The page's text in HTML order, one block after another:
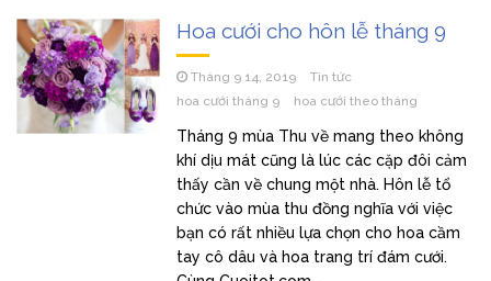
Hoa cưới cho hôn lễ tháng 9
Tháng 9 14, 2019
Tin tức
hoa cưới tháng 9
hoa cưới theo tháng
Tháng 9 mùa Thu về mang theo không
khí dịu mát cũng là lúc các cặp đôi cảm
thấy cần về chung một nhà. Hôn lễ tổ
chức vào mùa thu đồng nghĩa với việc
bạn có rất nhiều lựa chọn cho hoa cầm
tay cô dâu và hoa trang trí đám cưới.